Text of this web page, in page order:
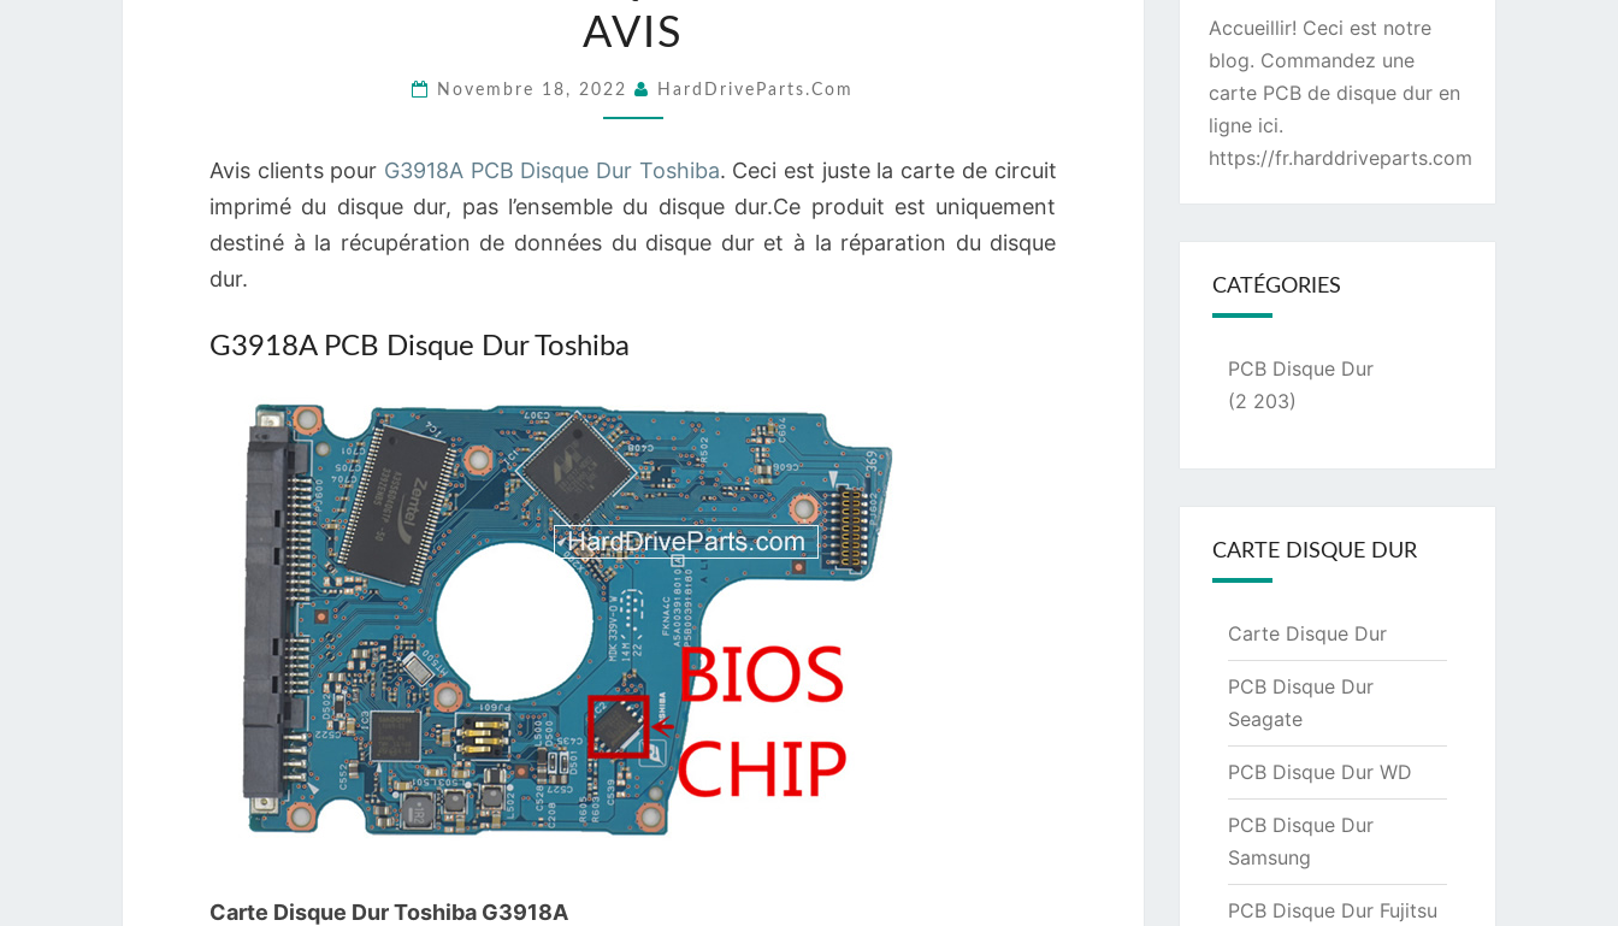
DISQUE
TOSHIBA
AVIS
Novembre 18, 2022 HardDriveParts.com
Avis clients pour G3918A PCB Disque Dur Toshiba. Ceci est juste la carte de circuit
imprimé du disque dur, pas l’ensemble du disque dur.Ce produit est uniquement
destiné à la récupération de données du disque dur et à la réparation du disque
dur.
G3918A PCB Disque Dur Toshiba
Carte Disque Dur Toshiba G3918A
Accueillir! Ceci est notre
blog. Commandez une
carte PCB de disque duren
ligne ici.
https://fr.harddriveparts.com
CATÉGORIES
PCB Disque Dur
(2 203)
CARTE DISQUE DUR
Carte Disque Dur
PCB Disque Dur
Seagate
PCB Disque Dur WD
PCB Disque Dur
Samsung
PCB Disque Dur Fujitsu